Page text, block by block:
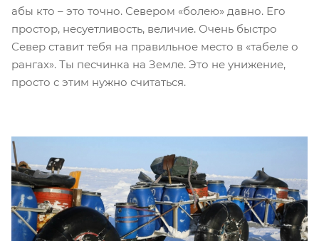
абы кто – это точно. Севером «болею» давно. Его
простор, несуетливость, величие. Очень быстро
Север ставит тебя на правильное место в «табеле о
рангах». Ты песчинка на Земле. Это не унижение,
просто с этим нужно считаться.